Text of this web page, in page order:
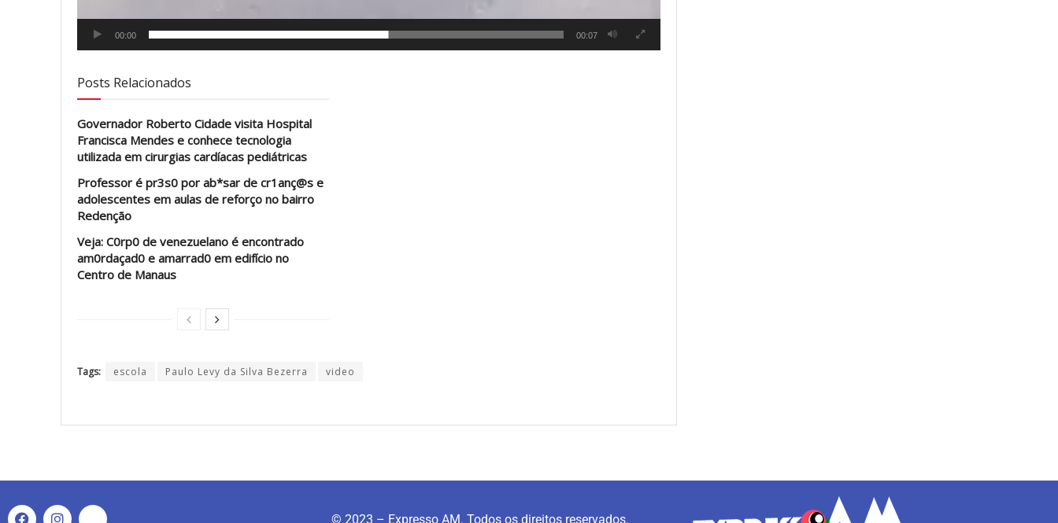
00:00 00:07
Posts Relacionados
Governador Roberto Cidade visita Hospital
Francisca Mendes e conhece tecnologia
utilizada em cirurgias cardíacas pediátricas
Professor é pr3s0 por ab*sar de cr1anç@s e
adolescentes em aulas de reforço no bairro
Redenção
Veja: C0rp0 de venezuelano é encontrado
am0rdaçad0 e amarrad0 em edifício no
Centro de Manaus
Tags: escola Paulo Levy da Silva Bezerra video
© 2023 – Expresso AM. Todos os direitos reservados.